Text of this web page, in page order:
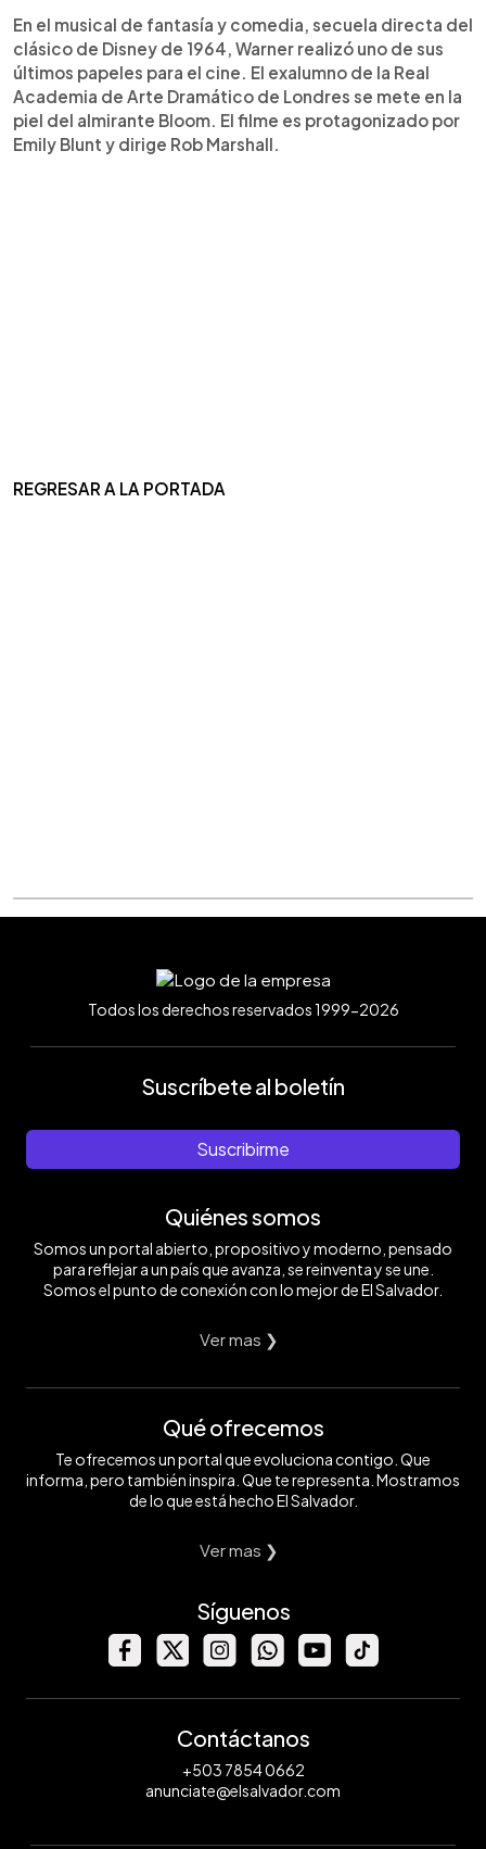
En el musical de fantasía y comedia, secuela directa del
clásico de Disney de 1964, Warner realizó uno de sus
últimos papeles para el cine. El exalumno de la Real
Academia de Arte Dramático de Londres se mete en la
piel del almirante Bloom. El filme es protagonizado por
Emily Blunt y dirige Rob Marshall.
REGRESAR A LA PORTADA
Todos los derechos reservados 1999-2026
Suscríbete al boletín
Suscribirme
Quiénes somos
Somos un portal abierto, propositivo y moderno, pensado
para reflejar a un país que avanza, se reinventa y se une.
Somos el punto de conexión con lo mejor de El Salvador.
Ver mas ❯
Qué ofrecemos
Te ofrecemos un portal que evoluciona contigo. Que
informa, pero también inspira. Que te representa. Mostramos
de lo que está hecho El Salvador.
Ver mas ❯
Síguenos
Contáctanos
+503 7854 0662
anunciate@elsalvador.com